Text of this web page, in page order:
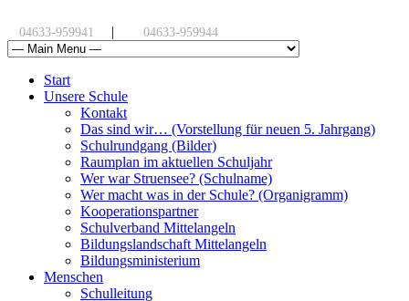
04633-959941 | 04633-959944
Start
Unsere Schule
Kontakt
Das sind wir… (Vorstellung für neuen 5. Jahrgang)
Schulrundgang (Bilder)
Raumplan im aktuellen Schuljahr
Wer war Struensee? (Schulname)
Wer macht was in der Schule? (Organigramm)
Kooperationspartner
Schulverband Mittelangeln
Bildungslandschaft Mittelangeln
Bildungsministerium
Menschen
Schulleitung